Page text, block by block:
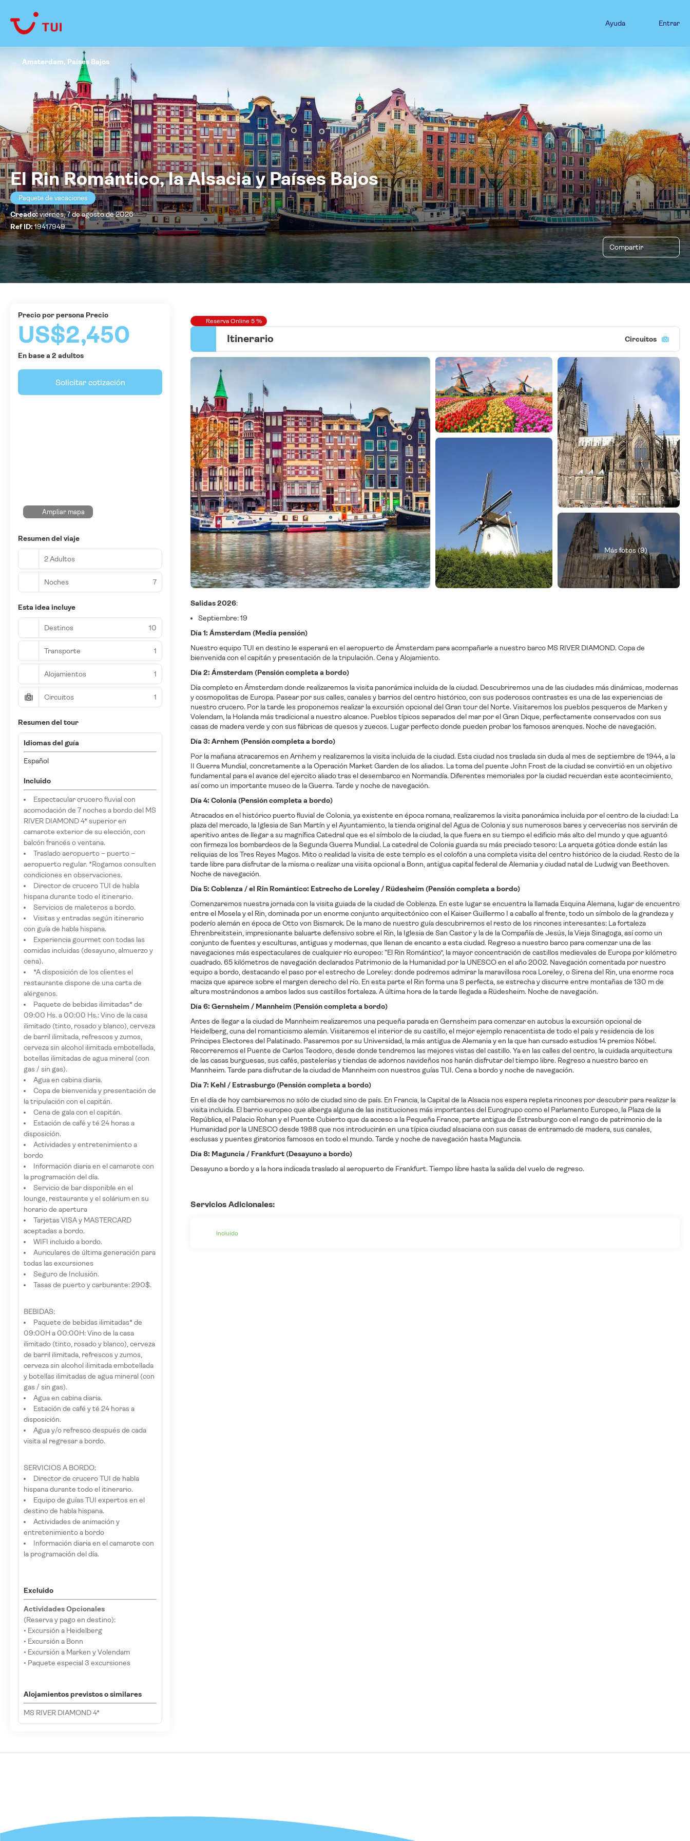
Ayuda Entrar
El Rin Romántico, la Alsacia y Países Bajos
Paquete de vacaciones
Creado:viernes, 7 de agosto de 2026
Ref ID:19417949
Compartir
Amsterdam, Países Bajos
Reserva Online 5 %
Itinerario Circuitos
Más fotos (9)
Salidas 2026:
Septiembre: 19
Día 1: Ámsterdam (Media pensión)
Nuestro equipo TUI en destino le esperará en el aeropuerto de Ámsterdam para acompañarle a nuestro barco MS RIVER DIAMOND. Copa de
bienvenida con el capitán y presentación de la tripulación. Cena y Alojamiento.
Día 2: Ámsterdam (Pensión completa a bordo)
Día completo en Ámsterdam donde realizaremos la visita panorámica incluida de la ciudad. Descubriremos una de las ciudades más dinámicas, modernas
y cosmopolitas de Europa. Pasear por sus calles, canales y barrios del centro histórico, con sus poderosos contrastes es una de las experiencias de
nuestro crucero. Por la tarde les proponemos realizar la excursión opcional del Gran tour del Norte. Visitaremos los pueblos pesqueros de Marken y
Volendam, la Holanda más tradicional a nuestro alcance. Pueblos típicos separados del mar por el Gran Dique, perfectamente conservados con sus
casas de madera verde y con sus fábricas de quesos y zuecos. Lugar perfecto donde pueden probar los famosos arenques. Noche de navegación.
Día 3: Arnhem (Pensión completa a bordo)
Por la mañana atracaremos en Arnhem y realizaremos la visita incluida de la ciudad. Esta ciudad nos traslada sin duda al mes de septiembre de 1944, a la
II Guerra Mundial, concretamente a la Operación Market Garden de los aliados. La toma del puente John Frost de la ciudad se convirtió en un objetivo
fundamental para el avance del ejercito aliado tras el desembarco en Normandía. Diferentes memoriales por la ciudad recuerdan este acontecimiento,
así como un importante museo de la Guerra. Tarde y noche de navegación.
Día 4: Colonia (Pensión completa a bordo)
Atracados en el histórico puerto fluvial de Colonia, ya existente en época romana, realizaremos la visita panorámica incluida por el centro de la ciudad: La
plaza del mercado, la Iglesia de San Martín y el Ayuntamiento, la tienda original del Agua de Colonia y sus numerosos bares y cervecerías nos servirán de
aperitivo antes de llegar a su magnífica Catedral que es el símbolo de la ciudad, la que fuera en su tiempo el edificio más alto del mundo y que aguantó
con firmeza los bombardeos de la Segunda Guerra Mundial. La catedral de Colonia guarda su más preciado tesoro: La arqueta gótica donde están las
reliquias de los Tres Reyes Magos. Mito o realidad la visita de este templo es el colofón a una completa visita del centro histórico de la ciudad. Resto de la
tarde libre para disfrutar de la misma o realizar una visita opcional a Bonn, antigua capital federal de Alemania y ciudad natal de Ludwig van Beethoven.
Noche de navegación.
Día 5: Coblenza / el Rin Romántico: Estrecho de Loreley / Rüdesheim (Pensión completa a bordo)
Comenzaremos nuestra jornada con la visita guiada de la ciudad de Coblenza. En este lugar se encuentra la llamada Esquina Alemana, lugar de encuentro
entre el Mosela y el Rin, dominada por un enorme conjunto arquitectónico con el Kaiser Guillermo I a caballo al frente, todo un símbolo de la grandeza y
poderío alemán en época de Otto von Bismarck. De la mano de nuestro guía descubriremos el resto de los rincones interesantes: La fortaleza
Ehrenbreitstein, impresionante baluarte defensivo sobre el Rin, la Iglesia de San Castor y la de la Compañía de Jesús, la Vieja Sinagoga, así como un
conjunto de fuentes y esculturas, antiguas y modernas, que llenan de encanto a esta ciudad. Regreso a nuestro barco para comenzar una de las
navegaciones más espectaculares de cualquier río europeo: “El Rin Romántico”, la mayor concentración de castillos medievales de Europa por kilómetro
cuadrado. 65 kilómetros de navegación declarados Patrimonio de la Humanidad por la UNESCO en el año 2002. Navegación comentada por nuestro
equipo a bordo, destacando el paso por el estrecho de Loreley: donde podremos admirar la maravillosa roca Loreley, o Sirena del Rin, una enorme roca
maciza que aparece sobre el margen derecho del río. En esta parte el Rin forma una S perfecta, se estrecha y discurre entre montañas de 130 m de
altura mostrándonos a ambos lados sus castillos fortaleza. A última hora de la tarde llegada a Rüdesheim. Noche de navegación.
Día 6: Gernsheim / Mannheim (Pensión completa a bordo)
Antes de llegar a la ciudad de Mannheim realizaremos una pequeña parada en Gernsheim para comenzar en autobus la excursión opcional de
Heidelberg, cuna del romanticismo alemán. Visitaremos el interior de su castillo, el mejor ejemplo renacentista de todo el país y residencia de los
Príncipes Electores del Palatinado. Pasaremos por su Universidad, la más antigua de Alemania y en la que han cursado estudios 14 premios Nóbel.
Recorreremos el Puente de Carlos Teodoro, desde donde tendremos las mejores vistas del castillo. Ya en las calles del centro, la cuidada arquitectura
de las casas burguesas, sus cafés, pastelerías y tiendas de adornos navideños nos harán disfrutar del tiempo libre. Regreso a nuestro barco en
Mannheim. Tarde para disfrutar de la ciudad de Mannheim con nuestros guías TUI. Cena a bordo y noche de navegación.
Día 7: Kehl / Estrasburgo (Pensión completa a bordo)
En el día de hoy cambiaremos no sólo de ciudad sino de país. En Francia, la Capital de la Alsacia nos espera repleta rincones por descubrir para realizar la
visita incluida. El barrio europeo que alberga alguna de las instituciones más importantes del Eurogrupo como el Parlamento Europeo, la Plaza de la
República, el Palacio Rohan y el Puente Cubierto que da acceso a la Pequeña France, parte antigua de Estrasburgo con el rango de patrimonio de la
Humanidad por la UNESCO desde 1988 que nos introducirán en una típica ciudad alsaciana con sus casas de entramado de madera, sus canales,
esclusas y puentes giratorios famosos en todo el mundo. Tarde y noche de navegación hasta Maguncia.
Día 8: Maguncia / Frankfurt (Desayuno a bordo)
Desayuno a bordo y a la hora indicada traslado al aeropuerto de Frankfurt. Tiempo libre hasta la salida del vuelo de regreso.
Servicios Adicionales:
Incluido
precio por persona Precio
US$2,450
En base a 2 adultos
Solicitar cotización
Ampliar mapa
Resumen del viaje
2 Adultos
Noches 7
Esta idea incluye
Destinos 10
Transporte 1
Alojamientos 1
Circuitos 1
Resumen del tour
Idiomas del guía
Español
Incluido
Espectacular crucero fluvial con
acomodación de 7 noches a bordo del MS
RIVER DIAMOND 4* superior en
camarote exterior de su elección, con
balcón francés o ventana.
Traslado aeropuerto – puerto –
aeropuerto regular. *Rogamos consulten
condiciones en observaciones.
Director de crucero TUI de habla
hispana durante todo el itinerario.
Servicios de maleteros a bordo.
Visitas y entradas según itinerario
con guía de habla hispana.
Experiencia gourmet con todas las
comidas incluidas (desayuno, almuerzo y
cena).
*A disposición de los clientes el
restaurante dispone de una carta de
alérgenos.
Paquete de bebidas ilimitadas* de
09:00 Hs. a 00:00 Hs.: Vino de la casa
ilimitado (tinto, rosado y blanco), cerveza
de barril ilimitada, refrescos y zumos,
cerveza sin alcohol ilimitada embotellada,
botellas ilimitadas de agua mineral (con
gas / sin gas).
Agua en cabina diaria.
Copa de bienvenida y presentación de
la tripulación con el capitán.
Cena de gala con el capitán.
Estación de café y té 24 horas a
disposición.
Actividades y entretenimiento a
bordo
Información diaria en el camarote con
la programación del día.
Servicio de bar disponible en el
lounge, restaurante y el solárium en su
horario de apertura
Tarjetas VISA y MASTERCARD
aceptadas a bordo.
WIFI incluido a bordo.
Auriculares de última generación para
todas las excursiones
Seguro de Inclusión.
Tasas de puerto y carburante: 290$.
BEBIDAS:
Paquete de bebidas ilimitadas* de
09:00H a 00:00H: Vino de la casa
ilimitado (tinto, rosado y blanco), cerveza
de barril ilimitada, refrescos y zumos,
cerveza sin alcohol ilimitada embotellada
y botellas ilimitadas de agua mineral (con
gas / sin gas).
Agua en cabina diaria.
Estación de café y té 24 horas a
disposición.
Agua y/o refresco después de cada
visita al regresar a bordo.
SERVICIOS A BORDO:
Director de crucero TUI de habla
hispana durante todo el itinerario.
Equipo de guías TUI expertos en el
destino de habla hispana.
Actividades de animación y
entretenimiento a bordo
Información diaria en el camarote con
la programación del día.
Excluido
Actividades Opcionales
(Reserva y pago en destino):
• Excursión a Heidelberg
• Excursión a Bonn
• Excursión a Marken y Volendam
• Paquete especial 3 excursiones
Alojamientos previstos o similares
MS RIVER DIAMOND 4*